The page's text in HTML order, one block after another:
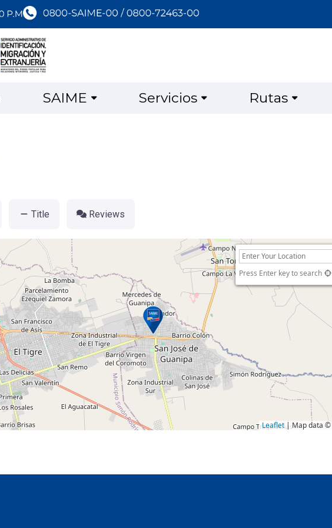
SAIME Servicios Rutas
Title Reviews
Press Enter key to search
Leaflet| Map data ©